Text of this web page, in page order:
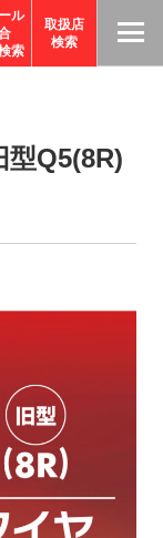
ル
索
取扱店
検索
Q5(8R)
T